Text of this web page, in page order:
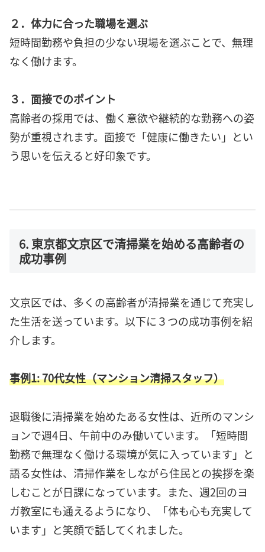
２．体力に合った職場を選ぶ
短時間勤務や負担の少ない現場を選ぶことで、無理
なく働けます。
３．面接でのポイント
高齢者の採用では、働く意欲や継続的な勤務への姿
勢が重視されます。面接で「健康に働きたい」とい
う思いを伝えると好印象です。
6. 東京都文京区で清掃業を始める高齢者の
成功事例
文京区では、多くの高齢者が清掃業を通じて充実し
た生活を送っています。以下に３つの成功事例を紹
介します。
事例1: 70代女性（マンション清掃スタッフ）
退職後に清掃業を始めたある女性は、近所のマンシ
ョンで週4日、午前中のみ働いています。「短時間
勤務で無理なく働ける環境が気に入っています」と
語る女性は、清掃作業をしながら住民との挨拶を楽
しむことが日課になっています。また、週2回のヨ
ガ教室にも通えるようになり、「体も心も充実して
います」と笑顔で話してくれました。